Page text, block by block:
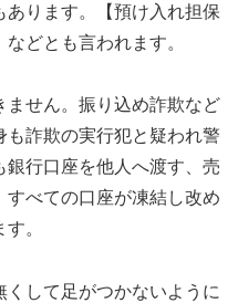
ります。【預け入れ担保
どとも言われます。
ません。振り込め詐欺など
詐欺の実行犯と疑われ警
行口座を他人へ渡す、売
すべての口座が凍結し改め
。
して足がつかないように